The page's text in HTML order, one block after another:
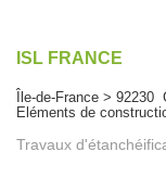
ISL FRANCE
Île-de-France > 92230
Eléments de
Travaux